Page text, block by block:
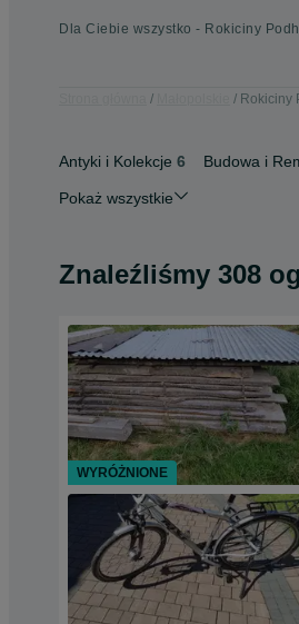
Dla Ciebie wszystko - Rokiciny
Rokiciny
Antyki i Kolekcje 6 Budowa i
Pokaż wszystkie
Znaleźliśmy 308
WYRÓŻNIONE